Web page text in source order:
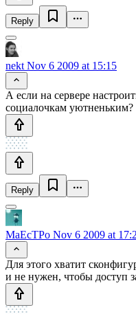
Reply
nekt Nov 6 2009 at 15:15
А если на сервере
социалочкам уютненьким?
Reply
MaEcTPo Nov 6 2009 at
Для этого хватит
и не нужен, чтобы доступ